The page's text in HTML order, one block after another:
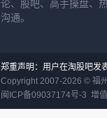
论、股吧、高手操盘、
沟通。
郑重声明：用户在淘股吧发
Copyright 2007-2026 © 福
闽ICP备09037174号-3 增